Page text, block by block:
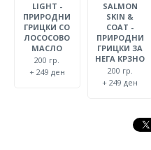
LIGHT -
ПРИРОДНИ
ГРИЦКИ СО
ЛОСОСОВО
МАСЛО
200 гр.
+ 249 ден
SALMON
SKIN &
COAT -
ПРИРОДНИ
ГРИЦКИ ЗА
НЕГА КРЗНО
200 гр.
+ 249 ден